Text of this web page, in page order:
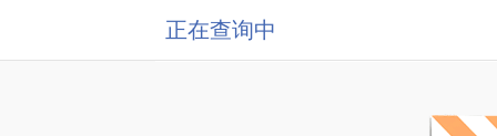
正在查询中